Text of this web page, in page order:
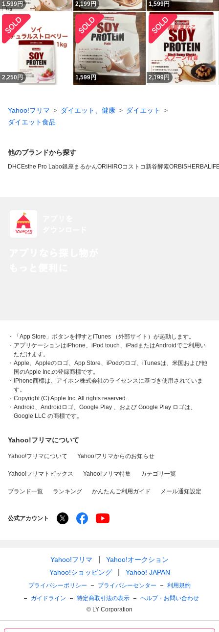
1,599円 2,199円 1,599円
2,250 円 1,599円 2,199円
Yahoo!フリマ ダイエット、健康
ダイエット
ダイエット食品
他のブランドから探す
DHC Esthe Pro Labo銀座まるかんORIHIROコストコ新谷酵素ORBIS
・「App Store」ボタンを押すとiTunes （外部サイト）が起動します。
・アプリケーションはiPhone、iPod touch、iPadまたはAndroidでご利用い
ただけます。
・Apple、Appleのロゴ、App Store、iPodのロゴ、iTunesは、米国および他
国のApple Inc.の登録商標です。
・iPhone商標は、アイホン株式会社のライセンスに基づき使用されていま
す。
・Copyright (C) Apple Inc. All rights reserved.
・Android、Androidロゴ、Google Play 、および Google Play ロゴは、
Google LLC の商標です。
Yahoo!フリマについて
Yahoo!フリマについて Yahoo!フリマからのお知らせ
Yahoo!フリマトピックス Yahoo!フリマ特集 カテゴリ一覧
ブランド一覧 ランキング かんたんご利用ガイド メール通知設定
公式アカウント
Yahoo!フリマ
Yahoo!オークション
Yahoo!ショッピング
Yahoo! JAPAN
プライバシーポリシー プライバシーセンター
利用規約
ガイドライン
特定商取引法の表示
ヘルプ・お問い合わせ
© LY Corporation